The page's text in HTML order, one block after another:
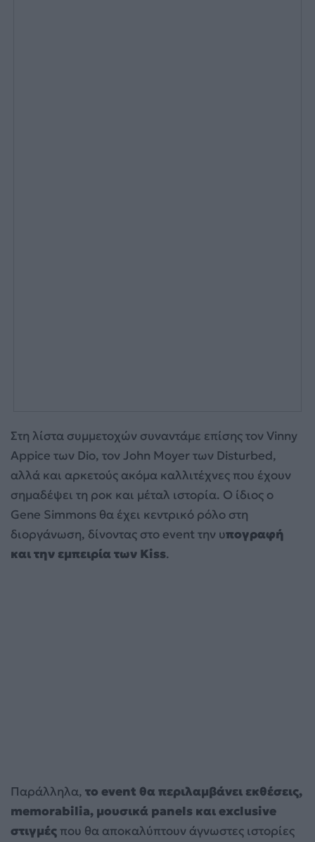
Στη λίστα συμμετοχών συναντάμε επίσης τον Vinny
Appice των Dio, τον John Moyer των Disturbed,
αλλά και αρκετούς ακόμα καλλιτέχνες που έχουν
σημαδέψει τη ροκ και μέταλ ιστορία. Ο ίδιος ο
Gene Simmons θα έχει κεντρικό ρόλο στη
διοργάνωση, δίνοντας στο event την υπογραφή
και την εμπειρία των Kiss.
Παράλληλα, το event θα περιλαμβάνει εκθέσεις,
memorabilia, μουσικά panels και exclusive
στιγμές που θα αποκαλύπτουν άγνωστες ιστορίες